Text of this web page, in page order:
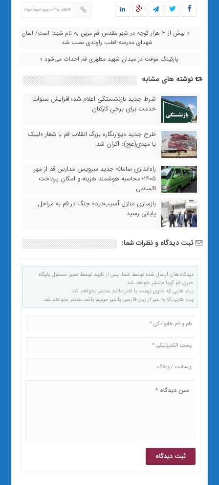
https://qomgoya.ir/?p=23046
« بیش از ۳ هزار کوچه در شهر مقدس قم مزین به نام شهدا است/ المان
شهدای مدرسه قطب راوندی نصب شد
پارکینگ موقت در میدان شهید مطهری قم احداث می‌شود »
نوشته های مشابه
شرط جدید بازنشستگی اعلام شد؛ افزایش سنوات
خدمت برای برخی کارکنان
طرح جدید دیوارنگاره بزرگ انقلاب قم با شعار «لبیک
یا مهدی(عج)» اکران شد.
راه‌اندازی سامانه جدید سرویس مدارس قم از مهر
۱۴۰۵؛ محاسبه هوشمند هزینه و امکان پرداخت
اقساطی
بازسازی منازل آسیب‌دیده جنگ در قم به مراحل
پایانی رسید
ثبت دیدگاه و نظرات شما:
دیدگاه های ارسال شده توسط شما، پس از تایید توسط مدیر مسئول پایگاه
خبری قم گویا منتشر خواهد شد.
پیام هایی که حاوی تهمت یا افترا باشد منتشر نخواهد شد.
پیام هایی که به غیر از زبان فارسی یا غیر مرتبط باشد منتشر نخواهد شد.